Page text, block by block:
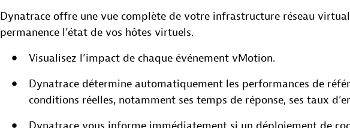
Dynatrace offre une vue complète de votre infrastructure réseau
permanence l’état de vos hôtes virtuels.
Visualisez l’impact de chaque événement vMotion.
Dynatrace détermine automatiquement les performances de
conditions réelles, notamment ses temps de réponse, ses taux